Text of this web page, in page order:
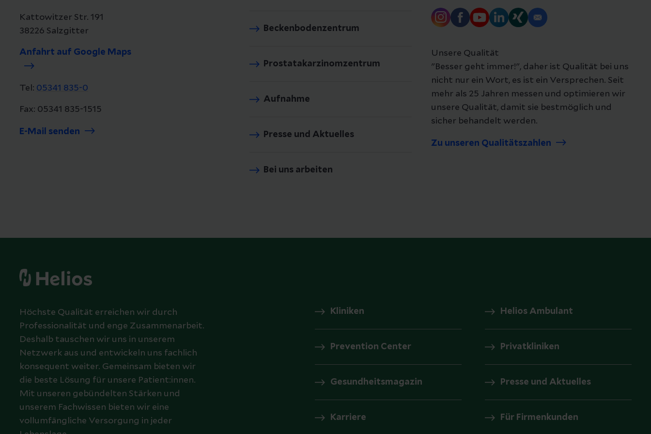
Kattowitzer Str. 191
38226 Salzgitter
Anfahrt auf Google Maps
Tel: 05341 835-0
Fax: 05341 835-1515
E-Mail senden
Beckenbodenzentrum
Prostatakarzinomzentrum
Aufnahme
Presse und Aktuelles
Bei uns arbeiten
Unsere Qualität
"Besser geht immer!", daher ist Qualität bei uns
nicht nur ein Wort, es ist ein Versprechen. Seit
mehr als 25 Jahren messen und optimieren wir
unsere Qualität, damit sie bestmöglich und
sicher behandelt werden.
Zu unseren Qualitätszahlen
Höchste Qualität erreichen wir durch
Professionalität und enge Zusammenarbeit.
Deshalb tauschen wir uns in unserem
Netzwerk aus und entwickeln uns fachlich
konsequent weiter. Gemeinsam bieten wir
die beste Lösung für unsere Patient:innen.
Mit unseren gebündelten Stärken und
unserem Fachwissen bieten wir eine
vollumfängliche Versorgung in jeder
Kliniken Helios Ambulant
Prevention Center Privatkliniken
Gesundheitsmagazin Presse und Aktuelles
Karriere Für Firmenkunden